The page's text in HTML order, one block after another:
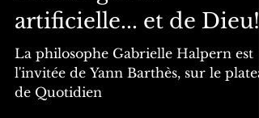
d'intelligence
artificielle... et de Dieu!
La philosophe Gabrielle Halpern est
l'invitée de Yann Barthès, sur le